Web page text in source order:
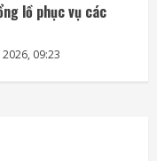
lồ phục vụ các
09:23